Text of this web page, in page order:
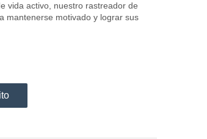
vida activo, nuestro rastreador de
mantenerse motivado y lograr sus